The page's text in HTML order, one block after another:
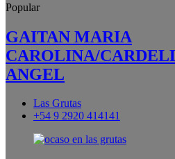
Popular
GAITAN MARIA
CAROLINA/
ANGEL
Las Grutas
+54 9 2920 414141